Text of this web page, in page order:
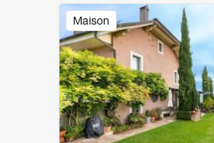
Maison
Image